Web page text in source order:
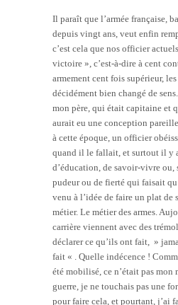
Il paraît que l’armée française,
depuis vingt ans, veut enfin
c’est cela que nos officier
victoire », c’est-à-dire à cent
armement cent fois supérieur,
décidément bien changé de
mon père, qui était capitaine et
aurait eu une conception
à cette époque, un officier
quand il le fallait, et surtout il y
d’éducation, de savoir-vivre ou,
pudeur ou de fierté qui faisait
venu à l’idée de faire un plat de
métier. Le métier des armes.
carrière viennent avec des
déclarer ce qu’ils ont fait, »
fait « . Quelle indécence !
été mobilisé, ce n’était pas mon
guerre, je ne touchais pas une
pour faire cela, et pourtant, j’ai